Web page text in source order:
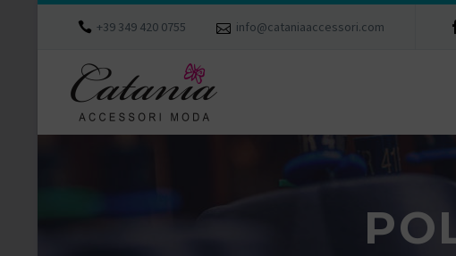
+39 349 420 0755 info@cataniaaccessori.com